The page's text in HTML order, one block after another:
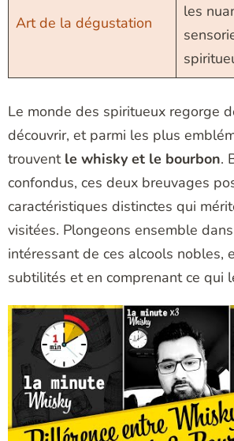
Art de la dégustation
les
Le monde des spiritueux regorge
découvrir, et parmi les plus
trouvent le whisky et le bourbon.
confondus, ces deux breuvages
caractéristiques distinctes qui
visitées. Plongeons ensemble dans
intéressant de ces alcools nobles,
subtilités et en comprenant ce qui